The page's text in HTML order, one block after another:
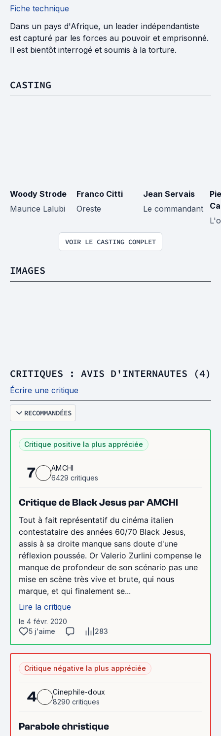
Fiche technique
Dans un pays d'Afrique, un leader indépendantiste
est capturé par les forces au pouvoir et emprisonné.
Il est bientôt interrogé et soumis à la torture.
CASTING
Woody Strode
Maurice Lalubi
Franco Citti
Oreste
Jean Servais
Le commandant
VOIR LE CASTING COMPLET
IMAGES
CRITIQUES : AVIS D'INTERNAUTES (4)
Écrire une critique
RECOMMANDÉES
Critique positive la plus appréciée
7
AMCHI
6429 critiques
Critique de Black Jesus par AMCHI
Tout à fait représentatif du cinéma italien
contestataire des années 60/70 Black Jesus,
assis à sa droite manque sans doute d'une
réflexion poussée. Or Valerio Zurlini compense le
manque de profondeur de son scénario pas une
mise en scène très vive et brute, qui nous
marque, et qui finalement se...
Lire la critique
le 4 févr. 2020
5 j'aime
283
Critique négative la plus appréciée
4
Cinephile-doux
8290 critiques
Parabole christique